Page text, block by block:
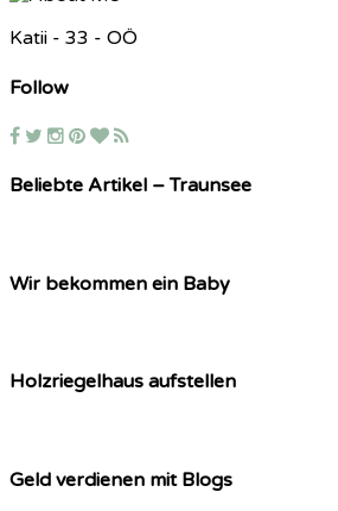
Katii - 33 - OÖ
Follow
Beliebte Artikel – Traunsee
Wir bekommen ein Baby
Holzriegelhaus aufstellen
Geld verdienen mit Blogs